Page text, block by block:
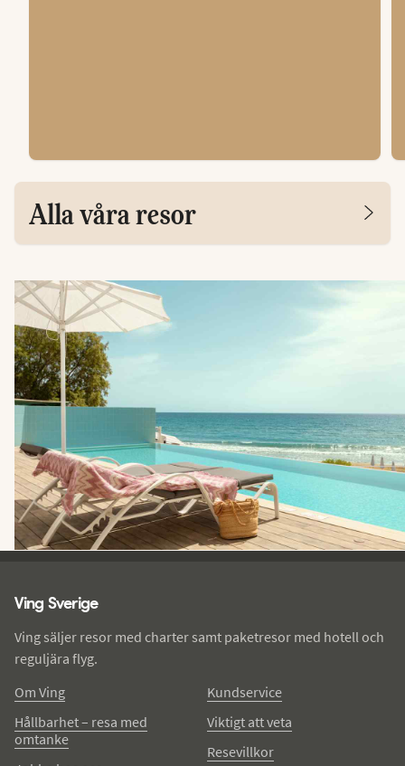
Alla våra resor
Ving Sverige
Ving säljer resor med charter samt paketresor med hotell och
reguljära flyg.
Om Ving
Hållbarhet – resa med
omtanke
Kundservice
Viktigt att veta
Resevillkor